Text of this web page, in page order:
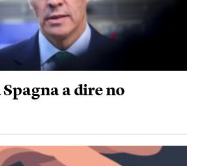
Spagna a dire no